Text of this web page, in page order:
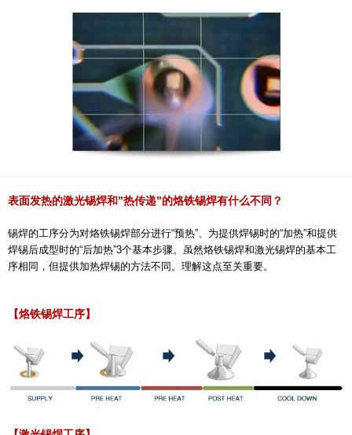
表面发热的激光锡焊和”热传递”的烙铁锡焊有什么不同？
锡焊的工序分为对烙铁锡焊部分进行“预热”、为提供焊锡时的“加热”和提供
焊锡后成型时的“后加热”3个基本步骤。虽然烙铁锡焊和激光锡焊的基本工
序相同，但提供加热焊锡的方法不同。理解这点至关重要。
【烙铁锡焊工序】